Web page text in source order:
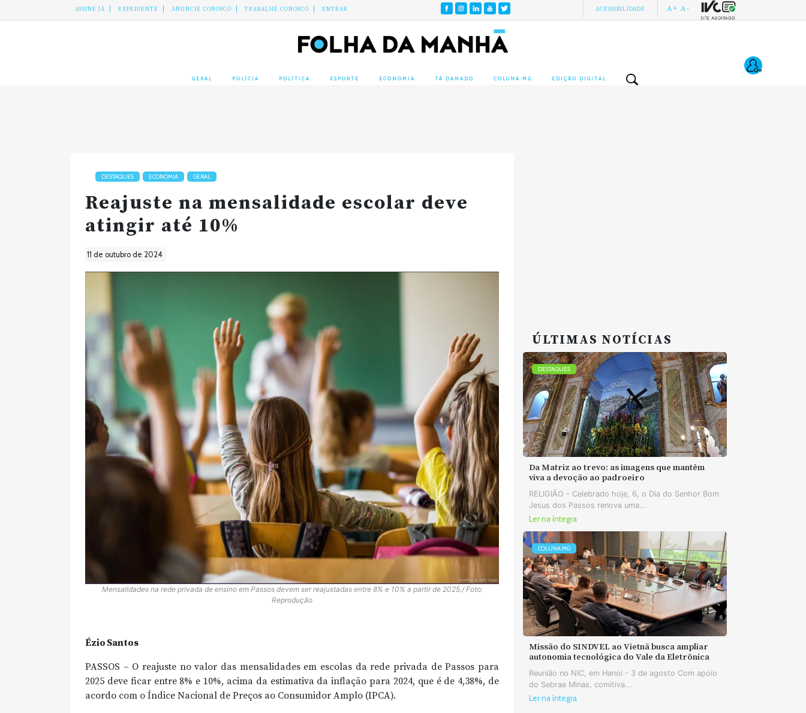
ASSINE JÁ EXPEDIENTE ANUNCIE CONOSCO TRABALHE CONOSCO ENTRAR ACESSIBILIDADE A+ A-
GERAL POLÍCIA POLÍTICA ESPORTE ECONOMIA TÁ DANADO COLUNA MG EDIÇÃO DIGITAL
DESTAQUES ECONOMIA GERAL
Reajuste na mensalidade escolar deve
atingir até 10%
11 de outubro de 2024
Mensalidades na rede privada de ensino em Passos devem ser reajustadas entre 8% e 10% a partir de 2025./ Foto:
Reprodução
Ézio Santos
PASSOS – O reajuste no valor das mensalidades em escolas da rede privada de Passos para
2025 deve ficar entre 8% e 10%, acima da estimativa da inflação para 2024, que é de 4,38%, de
acordo com o Índice Nacional de Preços ao Consumidor Amplo (IPCA).
ÚLTIMAS NOTÍCIAS
DESTAQUES
Da Matriz ao trevo: as imagens que mantêm
viva a devoção ao padroeiro
RELIGIÃO - Celebrado hoje, 6, o Dia do Senhor Bom
Jesus dos Passos renova uma...
Ler na íntegra
COLUNA MG
Missão do SINDVEL ao Vietnã busca ampliar
autonomia tecnológica do Vale da Eletrônica
Reunião no NIC, em Hanoi - 3 de agosto Com apoio
do Sebrae Minas, comitiva...
Ler na íntegra